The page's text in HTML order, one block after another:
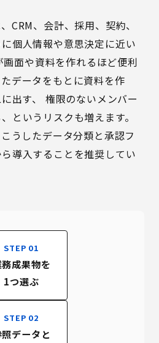
CRM、会計、採用、契約、
個人情報や意思決定に近い
面や資料を作れるほど便利
データをもとに資料を作
出す、 権限のないメンバー
というリスクも増えます。
うしたデータ分類と承認フ
導入することを推奨してい
STEP 01
成果物を
1つ選ぶ
STEP 02
データと